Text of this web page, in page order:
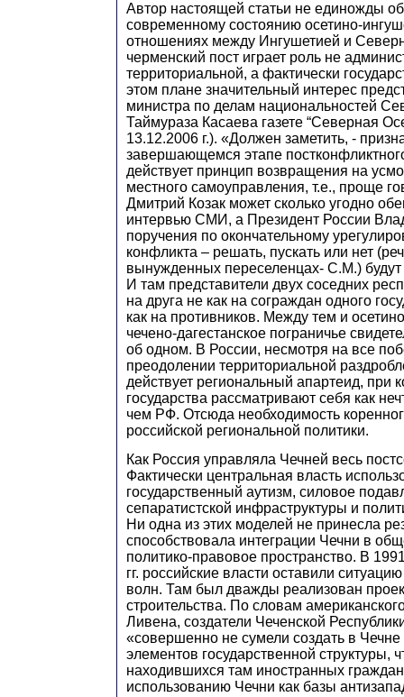
Автор настоящей статьи не единожды
современному состоянию осетино-
отношениях между Ингушетией и
черменский пост играет роль не
территориальной, а фактически
этом плане значительный интерес
министра по делам национальностей
Таймураза Касаева газете “Северная
13.12.2006 г.). «Должен заметить, -
завершающемся этапе
действует принцип возвращения на
местного самоуправления, т.е., проще
Дмитрий Козак может сколько угодно
интервью СМИ, а Президент России
поручения по окончательному
конфликта – решать, пускать или нет
вынужденных переселенцах- С.М.) будут
И там представители двух соседних
на друга не как на сограждан одного
как на противников. Между тем и
чечено-дагестанское пограничье
об одном. В России, несмотря на все
преодолении территориальной
действует региональный апартеид, при
государства рассматривают себя как
чем РФ. Отсюда необходимость
российской региональной политики.
Как Россия управляла Чечней весь
Фактически центральная власть
государственный аутизм, силовое
сепаратистской инфраструктуры и
Ни одна из этих моделей не принесла
способствовала интеграции Чечни в
политико-правовое пространство. В
гг. российские власти оставили
волн. Там был дважды реализован
строительства. По словам
Ливена, создатели Чеченской
«совершенно не сумели создать в
элементов государственной структуры,
находившихся там иностранных
использованию Чечни как базы